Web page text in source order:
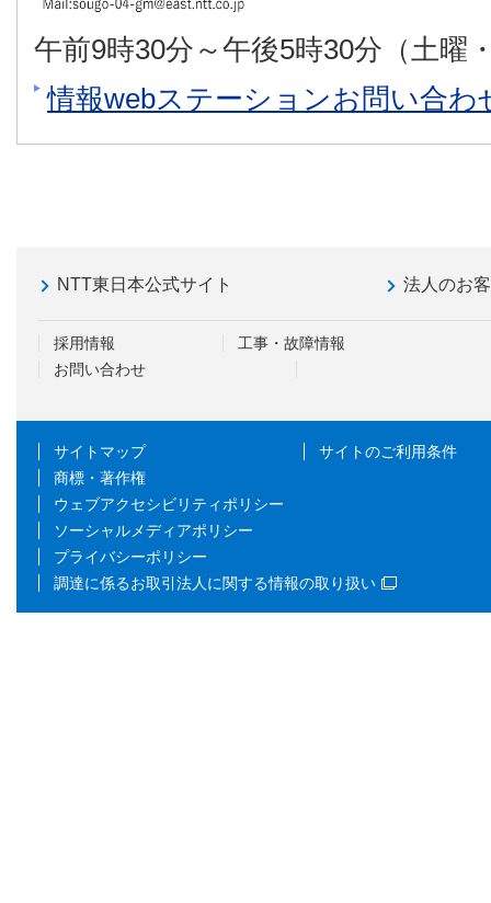
午前9時30分～午後5時30分（土曜
情報webステーションお問い合わ
NTT東日本公式サイト 法人のお
採用情報
工事・故障情報
お問い合わせ
サイトマップ
サイトのご利用条件
商標・著作権
ウェブアクセシビリティポリシー
ソーシャルメディアポリシー
プライバシーポリシー
調達に係るお取引法人に関する情報の取り扱い